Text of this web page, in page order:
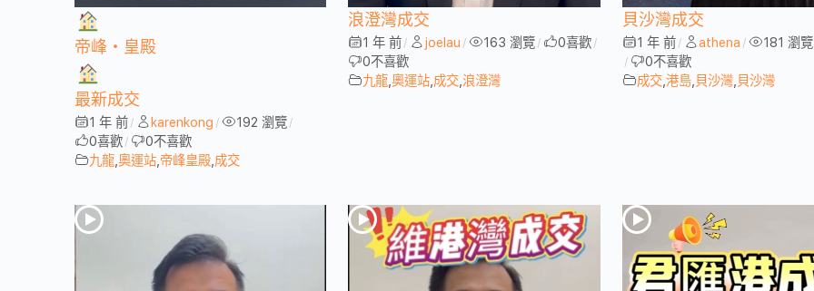
帝峰・皇殿
最新成交
1 年 前 / karenkong / 192 瀏覽 /
0喜歡 / 0不喜歡
九龍 奧運站 帝峰皇殿 成交
浪澄灣成交
1 年 前 / joelau / 163 瀏覽 / 0喜歡 /
0不喜歡
九龍 ,奧運站 成交 ,浪澄灣
貝沙灣成交
1 年 前 / athena / 181 瀏覽
/ 0不喜歡
成交, 港島, 貝沙灣, 貝沙灣